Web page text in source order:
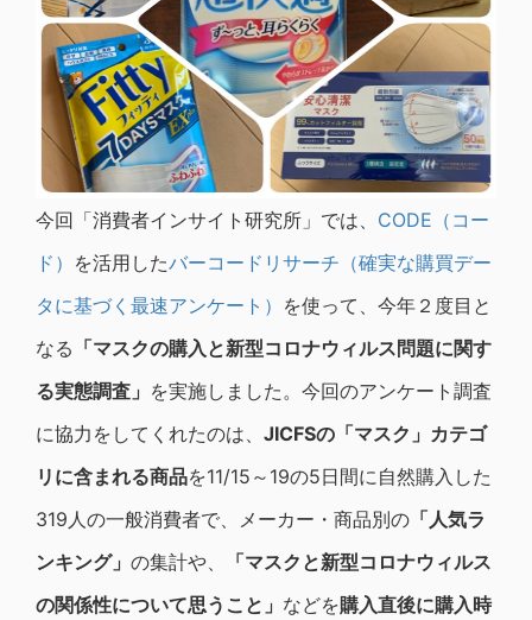
今回「消費者インサイト研究所」では、 CODE（コー
ド） を活用したバーコードリサーチ（確実な購買デー
タに基づく最速アンケート） を使って、今年２度目と
なる 「マスクの購入と新型コロナウィルス問題に関す
る実態調査」 を実施しました。今回のアンケート調査
に協力をしてくれたのは、 JICFSの「マスク」カテゴ
リに含まれる商品を11/15～19の5日間に自然購入した
319人の一般消費者で、メーカー・商品別の 「人気ラ
ンキング」 の集計や、
「マスクと新型コロナウィルス
の関係性について思うこと」 などを購入直後に購入時